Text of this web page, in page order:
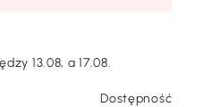
13.08, a 17.08.
Dostępność